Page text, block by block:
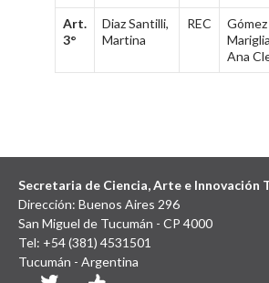
Art.
3°
Diaz Santilli,
Martina
REC
Gómez
Ana
Secretaria de Ciencia, Arte e Innovación
Dirección: Buenos Aires 296
San Miguel de Tucumán - CP 4000
Tel: +54 (381) 4531501
Tucumán - Argentina